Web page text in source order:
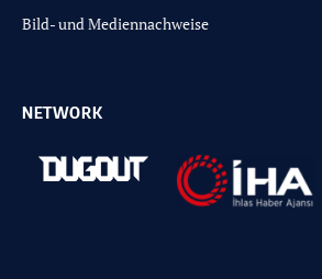
Bild- und Mediennachweise
NETWORK